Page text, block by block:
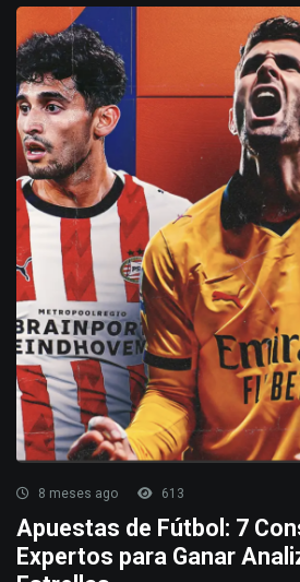
8 meses ago 613
Apuestas de Fútbol: 7
Expertos para Ganar